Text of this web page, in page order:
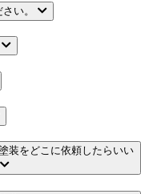
い。
装をどこに依頼したらいい